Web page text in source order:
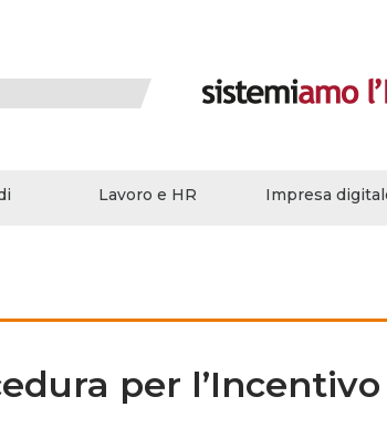
Lavoro e HR Impresa
per l’Incentivo